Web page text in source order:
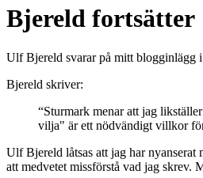
Bjereld fortsätter
Ulf Bjereld svarar på mitt blogginlägg
Bjereld skriver:
“Sturmark menar att jag
vilja" är ett nödvändigt villkor
Ulf Bjereld låtsas att jag har nyanserat
att medvetet missförstå vad jag skrev.